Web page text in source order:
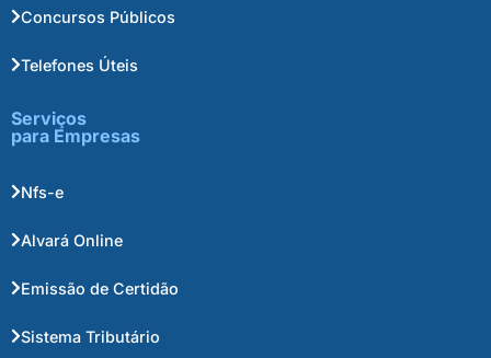
Concursos Públicos
Telefones Úteis
Serviços
para Empresas
Nfs-e
Alvará Online
Emissão de Certidão
Sistema Tributário